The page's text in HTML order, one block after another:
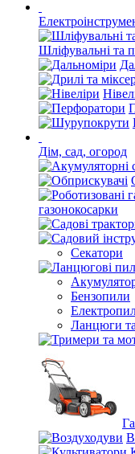
Шліфувальні та
Дім, сад, огород
газонокосарки
Секатори
Бензопили
Ланцюги